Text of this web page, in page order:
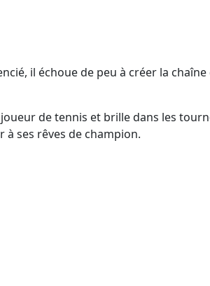
il échoue de peu à créer la
de tennis et brille dans les
ses rêves de champion.